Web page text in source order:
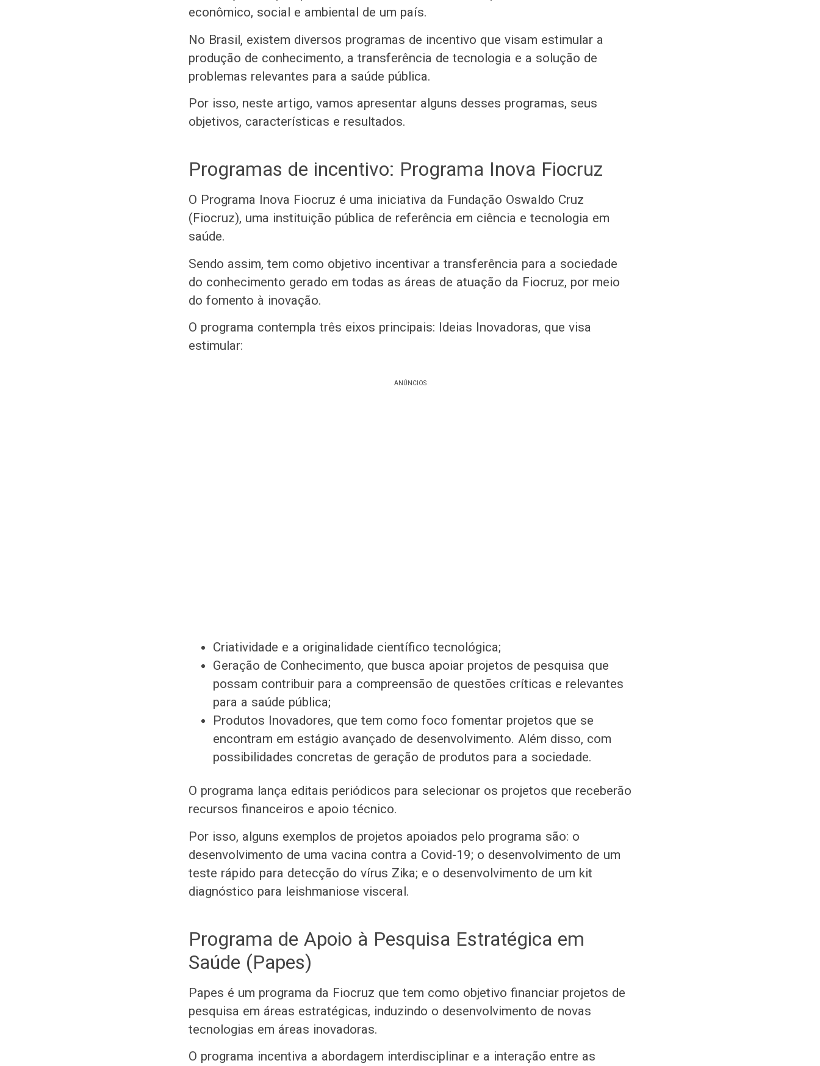
econômico, social e ambiental de um país.
No Brasil, existem diversos programas de incentivo que visam estimular a
produção de conhecimento, a transferência de tecnologia e a solução de
problemas relevantes para a saúde pública.
Por isso, neste artigo, vamos apresentar alguns desses programas, seus
objetivos, características e resultados.
Programas de incentivo: Programa Inova Fiocruz
O Programa Inova Fiocruz é uma iniciativa da Fundação Oswaldo Cruz
(Fiocruz), uma instituição pública de referência em ciência e tecnologia em
saúde.
Sendo assim, tem como objetivo incentivar a transferência para a sociedade
do conhecimento gerado em todas as áreas de atuação da Fiocruz, por meio
do fomento à inovação.
O programa contempla três eixos principais: Ideias Inovadoras, que visa
estimular:
ANÚNCIOS
Criatividade e a originalidade científico tecnológica;
Geração de Conhecimento, que busca apoiar projetos de pesquisa que
possam contribuir para a compreensão de questões críticas e relevantes
para a saúde pública;
Produtos Inovadores, que tem como foco fomentar projetos que se
encontram em estágio avançado de desenvolvimento. Além disso, com
possibilidades concretas de geração de produtos para a sociedade.
O programa lança editais periódicos para selecionar os projetos que receberão
recursos financeiros e apoio técnico.
Por isso, alguns exemplos de projetos apoiados pelo programa são: o
desenvolvimento de uma vacina contra a Covid-19; o desenvolvimento de um
teste rápido para detecção do vírus Zika; e o desenvolvimento de um kit
diagnóstico para leishmaniose visceral.
Programa de Apoio à Pesquisa Estratégica em
Saúde (Papes)
Papes é um programa da Fiocruz que tem como objetivo financiar projetos de
pesquisa em áreas estratégicas, induzindo o desenvolvimento de novas
tecnologias em áreas inovadoras.
O programa incentiva a abordagem interdisciplinar e a interação entre as